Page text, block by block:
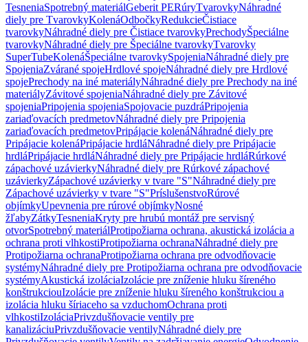
TesneniaSpotrebný materiálGeberit PERúryTvarovkyNáhradné
diely pre TvarovkyKolenáOdbočkyRedukcieČistiace
tvarovkyNáhradné diely pre Čistiace tvarovkyPrechodyŠpeciálne
tvarovkyNáhradné diely pre Špeciálne tvarovkyTvarovky
SuperTubeKolenáŠpeciálne tvarovkySpojeniaNáhradné diely pre
SpojeniaZvárané spojeHrdlové spojeNáhradné diely pre Hrdlové
spojePrechody na iné materiályNáhradné diely pre Prechody na iné
materiályZávitové spojeniaNáhradné diely pre Závitové
spojeniaPripojenia spojeniaSpojovacie puzdráPripojenia
zariaďovacích predmetovNáhradné diely pre Pripojenia
zariaďovacích predmetovPripájacie kolenáNáhradné diely pre
Pripájacie kolenáPripájacie hrdláNáhradné diely pre Pripájacie
hrdláPripájacie hrdláNáhradné diely pre Pripájacie hrdláRúrkové
zápachové uzávierkyNáhradné diely pre Rúrkové zápachové
uzávierkyZápachové uzávierky v tvare "S"Náhradné diely pre
Zápachové uzávierky v tvare "S"PríslušenstvoRúrové
objímkyUpevnenia pre rúrové objímkyNosné
žľabyZátkyTesneniaKryty pre hrubú montáž pre servisný
otvorSpotrebný materiálProtipožiarna ochrana, akustická izolácia a
ochrana proti vlhkostiProtipožiarna ochranaNáhradné diely pre
Protipožiarna ochranaProtipožiarna ochrana pre odvodňovacie
systémyNáhradné diely pre Protipožiarna ochrana pre odvodňovacie
systémyAkustická izoláciaIzolácie pre zníženie hluku šíreného
konštrukciouIzolácie pre zníženie hluku šíreného konštrukciou a
izolácia hluku šíriaceho sa vzduchomOchrana proti
vlhkostiIzoláciaPrivzdušňovacie ventily pre
kanalizáciuPrivzdušňovacie ventilyNáhradné diely pre